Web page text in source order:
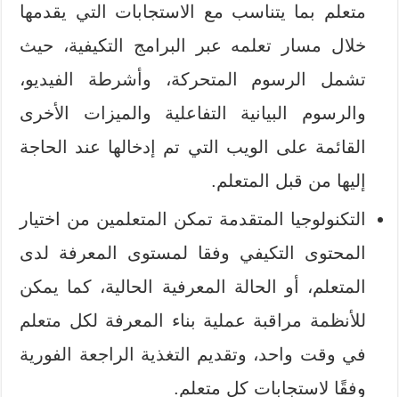
متعلم بما يتناسب مع الاستجابات التي يقدمها
خلال مسار تعلمه عبر البرامج التكيفية، حيث
تشمل الرسوم المتحركة، وأشرطة الفيديو،
والرسوم البيانية التفاعلية والميزات الأخرى
القائمة على الويب التي تم إدخالها عند الحاجة
إليها من قبل المتعلم.
التكنولوجيا المتقدمة تمكن المتعلمين من اختيار
المحتوى التكيفي وفقا لمستوى المعرفة لدى
المتعلم، أو الحالة المعرفية الحالية، كما يمكن
للأنظمة مراقبة عملية بناء المعرفة لكل متعلم
في وقت واحد، وتقديم التغذية الراجعة الفورية
وفقًا لاستجابات كل متعلم.